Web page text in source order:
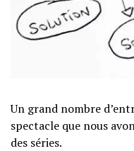
Un grand nombre
spectacle que nous
des séries.